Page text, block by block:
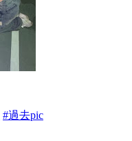
#過去pic